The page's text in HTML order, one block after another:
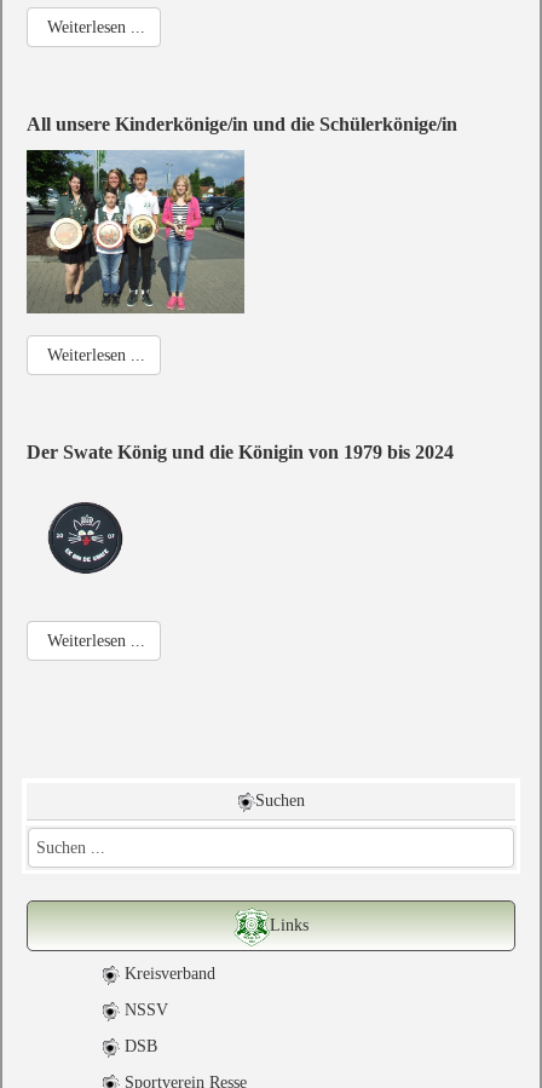
Weiterlesen ...
All unsere Kinderkönige/in und die Schülerkönige/in
Weiterlesen ...
Der Swate König und die Königin von 1979 bis 2024
Weiterlesen ...
Suchen
Links
Kreisverband
NSSV
DSB
Sportverein Resse